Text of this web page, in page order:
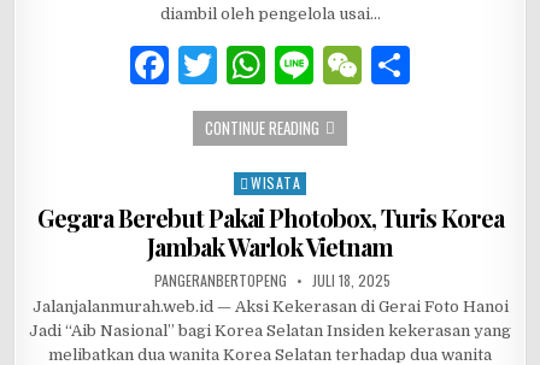
diambil oleh pengelola usai…
F
a
c
b
o
o
k
T
w
it
te
r
W
h
at
s
A
p
p
Li
n
e
W
at
CONTINUE READING ALASAN PENUTUPAN SEMENTARA
Posted in
WISATA
Gegara Berebut Pakai Photobox, Turis Korea
Jambak Warlok Vietnam
AUTHOR:
PANGERANBERTOPENG PUBLISHED DATE:
JULI 18, 2025
Jalanjalanmurah.web.id — Aksi Kekerasan di Gerai Foto Hanoi
Jadi “Aib Nasional” bagi Korea Selatan Insiden kekerasan yang
melibatkan dua wanita Korea Selatan terhadap dua wanita